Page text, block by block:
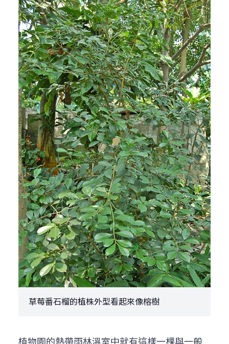
草莓番石榴的植株外型看起來像榕樹
植物園的熱帶雨林溫室中就有這樣一棵與一般